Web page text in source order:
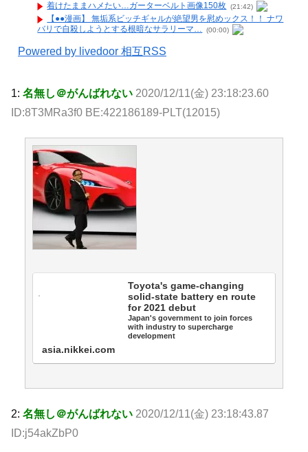
着けたままハメたい…ガーターベルト画像150枚 (21:42)
【●●漫画】 無垢系ビッチギャルが絶望男を慰めックス！！ ナワ
バリで自殺しようとする根暗なサラリーマ…
(00:00)
Powered by livedoor 相互RSS
1: 名無し＠がんばれない 2020/12/11(金) 23:18:23.60
ID:8T3MRa3f0 BE:422186189-PLT(12015)
Toyota's game-changing
solid-state battery en route
for 2021 debut
Japan's government to join forces
with industry to supercharge
development
asia.nikkei.com
2: 名無し＠がんばれない 2020/12/11(金) 23:18:43.87
ID:j54akZbP0